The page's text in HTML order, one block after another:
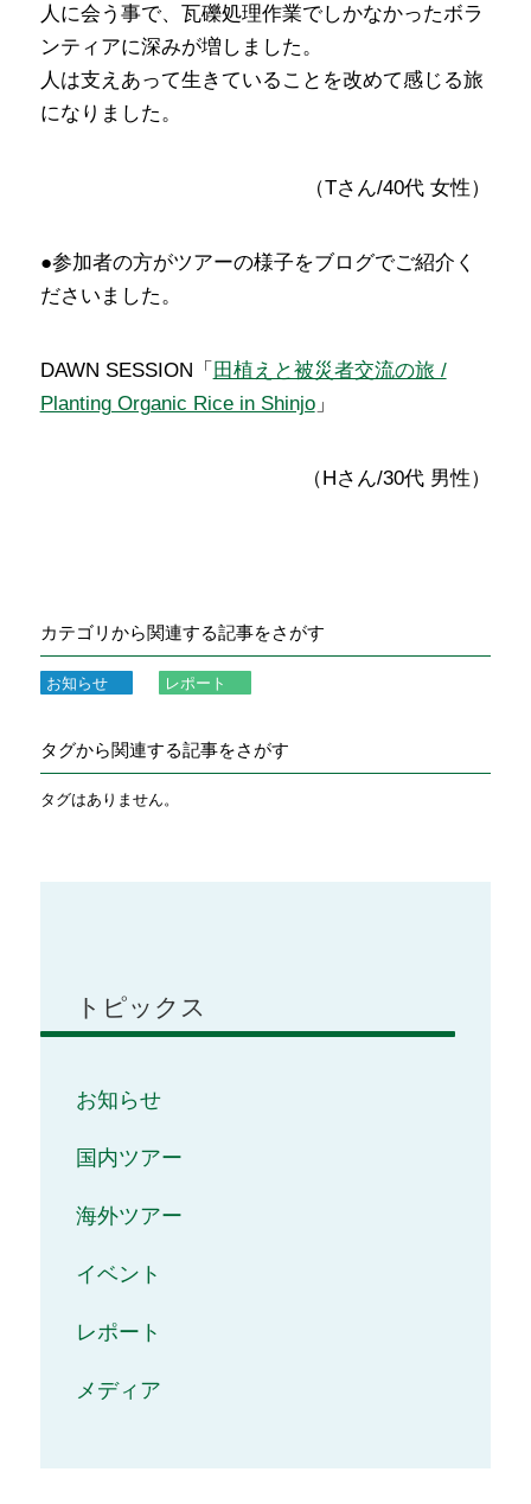
人に会う事で、瓦礫処理作業でしかなかったボラ
ンティアに深みが増しました。
人は支えあって生きていることを改めて感じる旅
になりました。
（Tさん/40代 女性）
●参加者の方がツアーの様子をブログでご紹介く
ださいました。
DAWN SESSION「 田植えと被災者交流の旅 /
Planting Organic Rice in Shinjo」
（Hさん/30代 男性）
カテゴリから関連する記事をさがす
お知らせ レポート
タグから関連する記事をさがす
タグはありません。
トピックス
お知らせ
国内ツアー
海外ツアー
イベント
レポート
メディア